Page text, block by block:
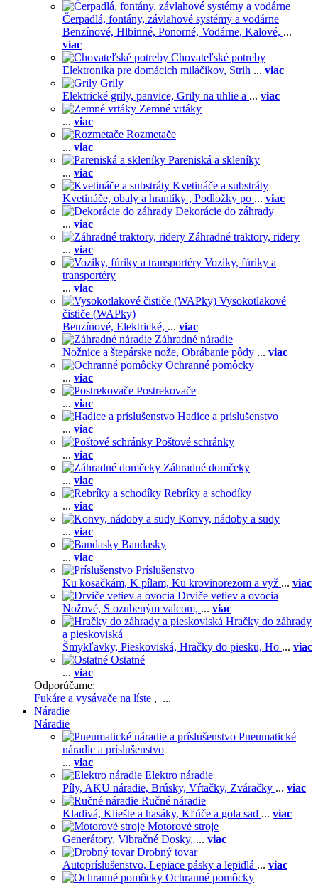
Čerpadlá, fontány, závlahové systémy a vodárne
Benzínové, Hlbinné, Ponorné, Vodárne, Kalové, ...
viac
Chovateľské potreby
Elektronika pre domácich miláčikov, Strih ... viac
Grily
Elektrické grily, panvice, Grily na uhlie a ... viac
Zemné vrtáky
... viac
Rozmetače
... viac
Pareniská a skleníky
... viac
Kvetináče a substráty
Kvetináče, obaly a hrantíky , Podložky po ... viac
Dekorácie do záhrady
... viac
Záhradné traktory, ridery
... viac
Voziky, fúriky a
transportéry
... viac
Vysokotlakové
čističe (WAPky)
Benzínové, Elektrické, ... viac
Záhradné náradie
Nožnice a štepárske nože, Obrábanie pôdy ... viac
Ochranné pomôcky
... viac
Postrekovače
... viac
Hadice a príslušenstvo
... viac
Poštové schránky
... viac
Záhradné domčeky
... viac
Rebríky a schodíky
... viac
Konvy, nádoby a sudy
... viac
Bandasky
... viac
Príslušenstvo
Ku kosačkám, K pílam, Ku krovinorezom a vyž ... viac
Drviče vetiev a ovocia
Nožové, S ozubeným valcom, ... viac
Hračky do záhrady
a pieskoviská
Šmykľavky, Pieskoviská, Hračky do piesku, Ho ... viac
Ostatné
... viac
Odporúčame:
Fukáre a vysávače na líste , ...
Náradie
Náradie
Pneumatické
náradie a príslušenstvo
... viac
Elektro náradie
Píly, AKU náradie, Brúsky, Vŕtačky, Zváračky ... viac
Ručné náradie
Kladivá, Kliešte a hasáky, Kľúče a gola sad ... viac
Motorové stroje
Generátory, Vibračné Dosky, ... viac
Drobný tovar
Autopríslušenstvo, Lepiace pásky a lepidlá ... viac
Ochranné pomôcky